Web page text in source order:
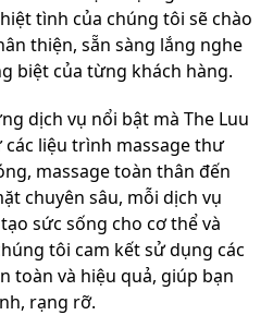
tình của chúng tôi sẽ chào
thiện, sẵn sàng lắng nghe
biệt của từng khách hàng.
dịch vụ nổi bật mà The Luu
các liệu trình massage thư
massage toàn thân đến
chuyên sâu, mỗi dịch vụ
sức sống cho cơ thể và
tôi cam kết sử dụng các
toàn và hiệu quả, giúp bạn
rạng rỡ.